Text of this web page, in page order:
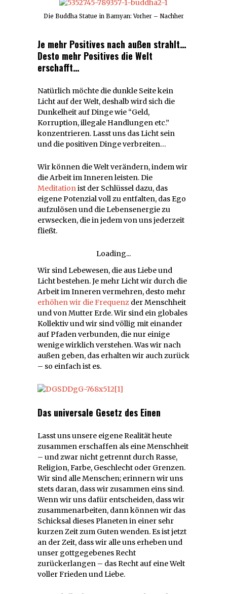
Die Buddha Statue in Bamyan: Vorher – Nachher
Je mehr Positives nach außen strahlt…
Desto mehr Positives die Welt
erschafft…
Natürlich möchte die dunkle Seite kein
Licht auf der Welt, deshalb wird sich die
Dunkelheit auf Dinge wie “Geld,
Korruption, illegale Handlungen etc.”
konzentrieren. Lasst uns das Licht sein
und die positiven Dinge verbreiten…
Wir können die Welt verändern, indem wir
die Arbeit im Inneren leisten. Die
Meditation ist der Schlüssel dazu, das
eigene Potenzial voll zu entfalten, das Ego
aufzulösen und die Lebensenergie zu
erwsecken, die in jedem von uns jederzeit
fließt.
Loading...
Wir sind Lebewesen, die aus Liebe und
Licht bestehen. Je mehr Licht wir durch die
Arbeit im Inneren vermehren, desto mehr
erhöhen wir die Frequenz der Menschheit
und von Mutter Erde. Wir sind ein globales
Kollektiv und wir sind völlig mit einander
auf Pfaden verbunden, die nur einige
wenige wirklich verstehen. Was wir nach
außen geben, das erhalten wir auch zurück
– so einfach ist es.
Das universale Gesetz des Einen
Lasst uns unsere eigene Realität heute
zusammen erschaffen als eine Menschheit
– und zwar nicht getrennt durch Rasse,
Religion, Farbe, Geschlecht oder Grenzen.
Wir sind alle Menschen; erinnern wir uns
stets daran, dass wir zusammen eins sind.
Wenn wir uns dafür entscheiden, dass wir
zusammenarbeiten, dann können wir das
Schicksal dieses Planeten in einer sehr
kurzen Zeit zum Guten wenden. Es ist jetzt
an der Zeit, dass wir alle uns erheben und
unser gottgegebenes Recht
zurückerlangen – das Recht auf eine Welt
voller Frieden und Liebe.